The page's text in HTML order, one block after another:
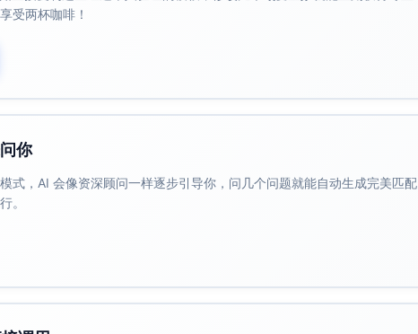
受两杯咖啡！
你
式，AI 会像资深顾问一样逐步引导你，问几个问题就能自动生成完美匹配
。